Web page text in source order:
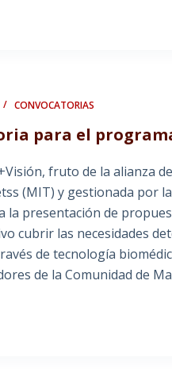
CONVOCATORIAS
para el
fruto de la alianza
(MIT) y gestionada por
la presentación de
cubrir las necesidades
de tecnología
de la Comunidad de